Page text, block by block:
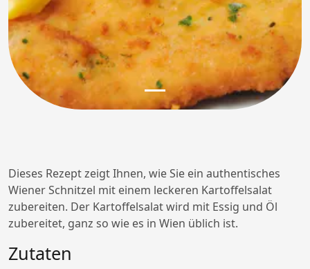
Dieses Rezept zeigt Ihnen, wie Sie ein authentisches
Wiener Schnitzel mit einem leckeren Kartoffelsalat
zubereiten. Der Kartoffelsalat wird mit Essig und Öl
zubereitet, ganz so wie es in Wien üblich ist.
Zutaten